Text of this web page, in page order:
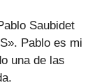
Saubidet
Pablo es mi
una de las